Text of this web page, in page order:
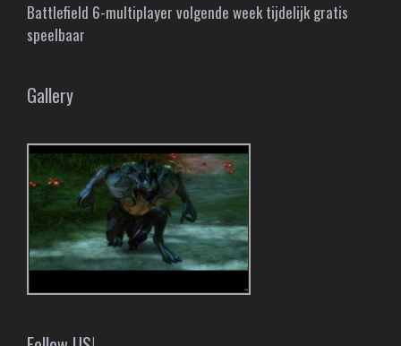
Battlefield 6-multiplayer volgende week tijdelijk gratis
speelbaar
Gallery